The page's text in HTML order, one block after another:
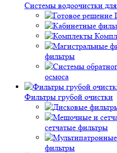
Системы водоочистки
фильтры
осмоса
Фильтры грубой очистки
сетчатые фильтры
фильтры